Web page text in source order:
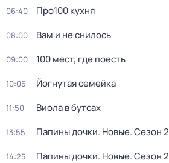
06:40 Про100 кухня
08:00 Вам и не снилось
09:00 100 мест, гдe поеcть
10:05 Йогнутая семейка
11:50 Виола в бутсах
13:55 Папины дочки. Новые. Сезон 2
14:25 Папины дочки. Новые. Сезон 2